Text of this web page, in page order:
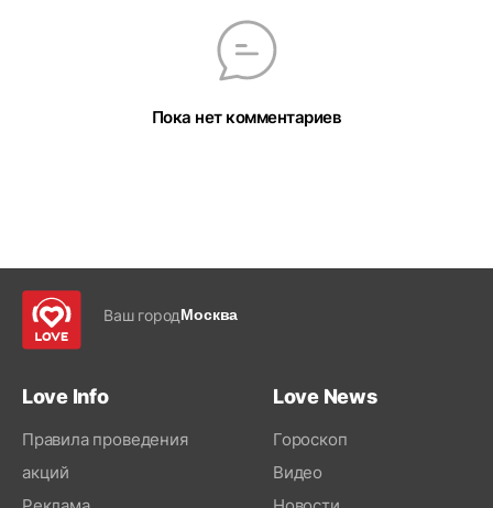
Пока нет комментариев
Ваш городМосква
Love Info
Правила проведения
акций
Love News
Гороскоп
Видео